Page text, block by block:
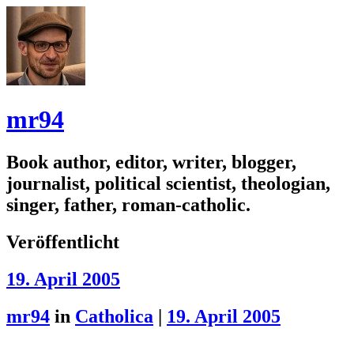
mr94
Book author, editor, writer, blogger,
journalist, political scientist, theologian,
singer, father, roman-catholic.
Veröffentlicht
19. April 2005
mr94 in Catholica | 19. April 2005